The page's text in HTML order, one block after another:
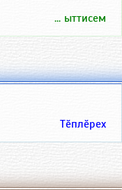
... ыттисем
Тӗплӗрех